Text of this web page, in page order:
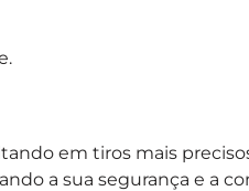
em tiros mais
a sua segurança e a